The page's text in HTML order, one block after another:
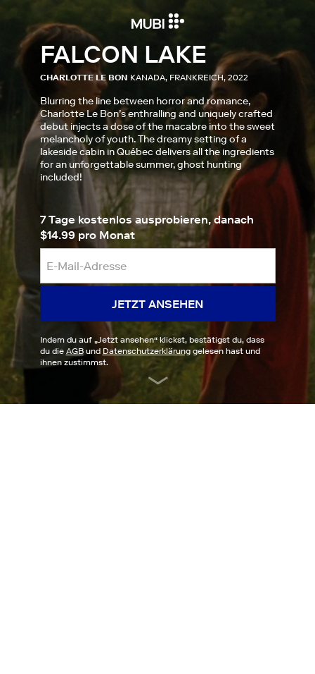
FALCON LAKE
CHARLOTTE LE BON KANADA, FRANKREICH, 2022
Blurring the line between horror and romance,
Charlotte Le Bon’s enthralling and uniquely crafted
debut injects a dose of the macabre into the sweet
melancholy of youth. The dreamy setting of a
lakeside cabin in Québec delivers all the ingredients
for an unforgettable summer, ghost hunting
included!
7 Tage kostenlos ausprobieren, danach
$14.99 pro Monat
JETZT ANSEHEN
Indem du auf „Jetzt ansehen“ klickst, bestätigst du, dass
du die AGBund Datenschutzerklärunggelesen hast und
ihnen zustimmst.